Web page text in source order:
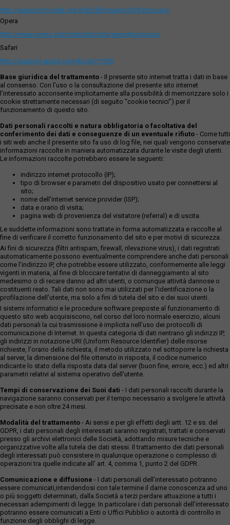
http://support.mozilla.org/it/kb/Eliminare%20i%20cookie
Opera
http://www.opera.com/help/tutorials/security/privacy/
Safari
http://support.apple.com/kb/ph11920
Base giuridica del trattamento - Il presente sito internet tratta i dati in base
al consenso. Con l'uso o la consultazione del presente sito internet
l’interessato acconsente implicitamente alla possibilità di memorizzare solo i
cookie strettamente necessari (di seguito “cookie tecnici”) per il
funzionamento di questo sito.
Dati personali raccolti e natura obbligatoria o facoltativa del
conferimento dei dati e conseguenze di un eventuale rifiuto - Come tutti
i siti web anche il presente sito fa uso di log file, nei quali vengono conservate
informazioni raccolte in maniera automatizzata durante le visite degli utenti.
Le informazioni raccolte potrebbero essere le seguenti:
indirizzo internet protocollo (IP);
tipo di browser e parametri del dispositivo usato per connettersi al
sito;
nome dell'internet service provider (ISP);
data e orario di visita;
pagina web di provenienza del visitatore (referral) e di uscita.
Le suddette informazioni sono trattate in forma automatizzata e raccolte al
fine di verificare il corretto funzionamento del sito e per motivi di sicurezza.
Ai fini di sicurezza (filtri antispam, firewall, rilevazione virus), i dati registrati
automaticamente possono eventualmente comprendere anche dati personali
come l'indirizzo IP, che potrebbe essere utilizzato, conformemente alle leggi
vigenti in materia, al fine di bloccare tentativi di danneggiamento al sito
medesimo o di recare danno ad altri utenti, o comunque attività dannose o
costituenti reato. Tali dati non sono mai utilizzati per l'identificazione o la
profilazione dell'utente, ma solo a fini di tutela del sito e dei suoi utenti.
I sistemi informatici e le procedure software preposte al funzionamento di
questo sito web acquisiscono, nel corso del loro normale esercizio, alcuni
dati personali la cui trasmissione è implicita nell'uso dei protocolli di
comunicazione di Internet. In questa categoria di dati rientrano gli indirizzi IP,
gli indirizzi in notazione URI (Uniform Resource Identifier) delle risorse
richieste, l'orario della richiesta, il metodo utilizzato nel sottoporre la richiesta
al server, la dimensione del file ottenuto in risposta, il codice numerico
ndicante lo stato della risposta data dal server (buon fine, errore, ecc.) ed altri
parametri relativi al sistema operativo dell'utente.
Tempi di conservazione dei Suoi dati - I dati personali raccolti durante la
navigazione saranno conservati per il tempo necessario a svolgere le attività
precisate e non oltre 24 mesi.
Modalità del trattamento - Ai sensi e per gli effetti degli artt. 12 e ss. del
GDPR, i dati personali degli interessati saranno registrati, trattati e conservati
presso gli archivi elettronici delle Società, adottando misure tecniche e
organizzative volte alla tutela dei dati stessi. Il trattamento dei dati personali
degli interessati può consistere in qualunque operazione o complesso di
operazioni tra quelle indicate all' art. 4, comma 1, punto 2 del GDPR.
Comunicazione e diffusione - I dati personali dell’interessato potranno
essere comunicati,intendendosi con tale termine il darne conoscenza ad uno
o più soggetti determinati, dalla Società a terzi perdare attuazione a tutti i
necessari adempimenti di legge. In particolare i dati personali dell’interessato
potranno essere comunicati a Enti o Uffici Pubblici o autorità di controllo in
funzione degli obblighi di legge.